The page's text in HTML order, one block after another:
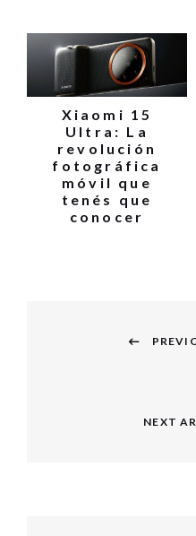
Xiaomi 15
Ultra: La
revolución
fotográfica
móvil que
tenés que
conocer
NEXT